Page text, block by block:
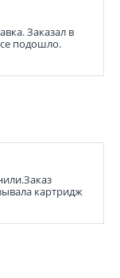
Заказал в
подошло.
картридж